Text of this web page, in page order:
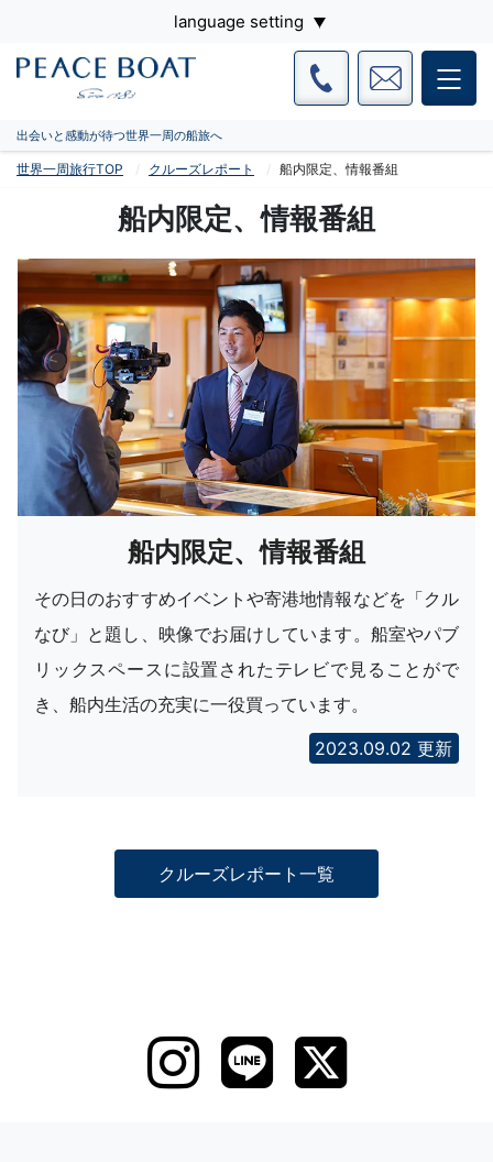
language setting
出会いと感動が待つ世界一周の船旅へ
世界一周旅行TOP クルーズレポート 船内限定、情報番組
船内限定、情報番組
船内限定、情報番組
その日のおすすめイベントや寄港地情報などを「クル
なび」と題し、映像でお届けしています。船室やパブ
リックスペースに設置されたテレビで見ることがで
き、船内生活の充実に一役買っています。
2023.09.02 更新
クルーズレポート一覧